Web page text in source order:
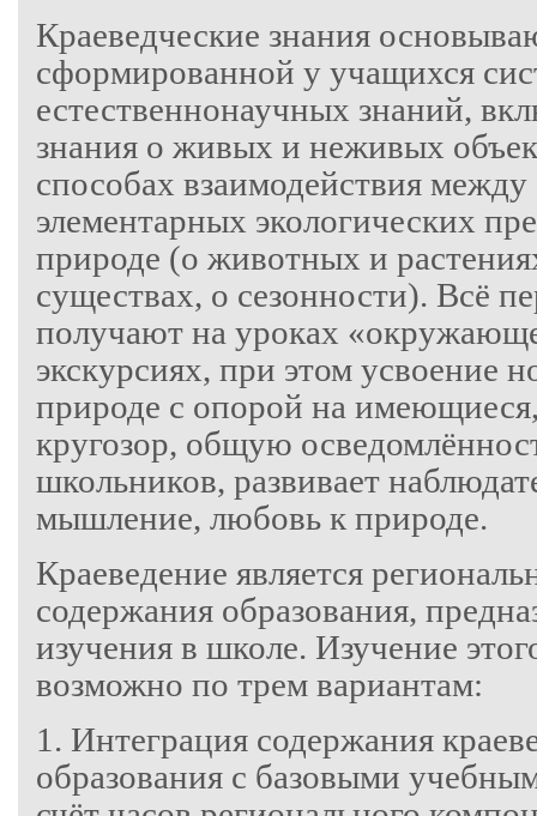
Краеведческие знания
сформированной у учащихся
естественнонаучных знаний,
знания о живых и неживых
способах взаимодействия
элементарных экологических
природе (о животных и
существах, о сезонности). Всё
получают на уроках
экскурсиях, при этом усвоение
природе с опорой на
кругозор, общую
школьников, развивает
мышление, любовь к природе.
Краеведение является
содержания образования,
изучения в школе. Изучение
возможно по трем вариантам:
1. Интеграция содержания
образования с базовыми